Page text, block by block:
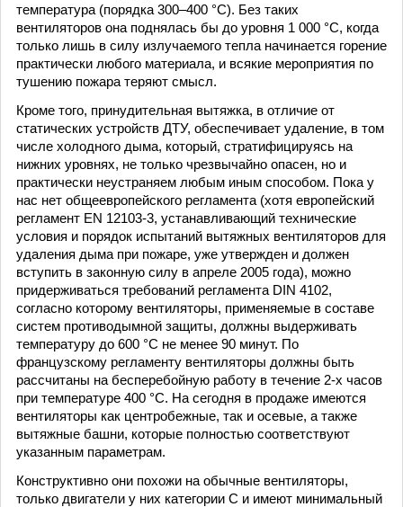
температура (порядка 300–400 °С). Без таких
вентиляторов она поднялась бы до уровня 1 000 °С, когда
только лишь в силу излучаемого тепла начинается горение
практически любого материала, и всякие мероприятия по
тушению пожара теряют смысл.
Кроме того, принудительная вытяжка, в отличие от
статических устройств ДТУ, обеспечивает удаление, в том
числе холодного дыма, который, стратифицируясь на
нижних уровнях, не только чрезвычайно опасен, но и
практически неустраняем любым иным способом. Пока у
нас нет общеевропейского регламента (хотя европейский
регламент EN 12103-3, устанавливающий технические
условия и порядок испытаний вытяжных вентиляторов для
удаления дыма при пожаре, уже утвержден и должен
вступить в законную силу в апреле 2005 года), можно
придерживаться требований регламента DIN 4102,
согласно которому вентиляторы, применяемые в составе
систем противодымной защиты, должны выдерживать
температуру до 600 °С не менее 90 минут. По
французскому регламенту вентиляторы должны быть
рассчитаны на бесперебойную работу в течение 2-х часов
при температуре 400 °С. На сегодня в продаже имеются
вентиляторы как центробежные, так и осевые, а также
вытяжные башни, которые полностью соответствуют
указанным параметрам.
Конструктивно они похожи на обычные вентиляторы,
только двигатели у них категории С и имеют минимальный